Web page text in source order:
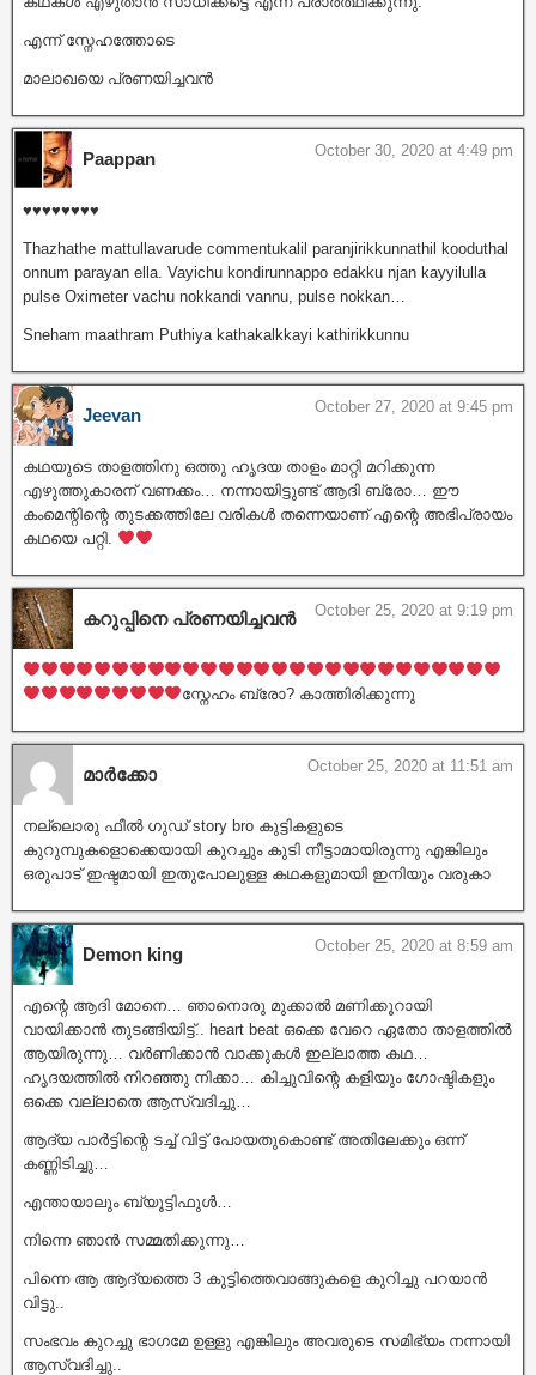
എന്ന് സ്നേഹത്തോടെ
മാലാഖയെ പ്രണയിച്ചവൻ
Paappan October 30, 2020 at 4:49 pm
♥️♥️♥️♥️♥️♥️♥️♥️
Thazhathe mattullavarude commentukalil paranjirikkunnathil kooduthal
onnum parayan ella. Vayichu kondirunnappo edakku njan kayyilulla
pulse Oximeter vachu nokkandi vannu, pulse nokkan…
Sneham maathram Puthiya kathakalkkayi kathirikkunnu
Jeevan October 27, 2020 at 9:45 pm
കഥയുടെ താളത്തിനു ഒത്തു ഹൃദയ താളം മാറ്റി മറിക്കുന്ന
എഴുത്തുകാരന് വണക്കം… നന്നായിട്ടുണ്ട് ആദി ബ്രോ… ഈ
കംമെന്റിന്റെ തുടക്കത്തിലേ വരികൾ തന്നെയാണ് എന്റെ അഭിപ്രായം
കഥയെ പറ്റി.
കറുപ്പിനെ പ്രണയിച്ചവൻ October 25, 2020 at 9:19 pm
സ്നേഹം ബ്രോ? കാത്തിരിക്കുന്നു
മാർക്കോ October 25, 2020 at 11:51 am
നല്ലൊരു ഫീൽ ഗുഡ് story bro കുട്ടികളുടെ
കുറുമ്പുകളൊക്കെയായി കുറച്ചും കുടി നീട്ടാമായിരുന്നു എങ്കിലും
ഒരുപാട് ഇഷ്ടമായി ഇതുപോലുള്ള കഥകളുമായി ഇനിയും വരുകാ
Demon king October 25, 2020 at 8:59 am
എന്റെ ആദി മോനെ… ഞാനൊരു മുക്കാൽ മണിക്കൂറായി
വായിക്കാൻ തുടങ്ങിയിട്ട്.. heart beat ഒക്കെ വേറെ ഏതോ താളത്തിൽ
ആയിരുന്നു… വർണിക്കാൻ വാക്കുകൾ ഇല്ലാത്ത കഥ…
ഹൃദയത്തിൽ നിറഞ്ഞു നിക്കാ… കിച്ചുവിന്റെ കളിയും ഗോഷ്ടികളും
ഒക്കെ വല്ലാതെ ആസ്വദിച്ചു…
ആദ്യ പാർട്ടിന്റെ ടച്ച് വിട്ട് പോയതുകൊണ്ട് അതിലേക്കും ഒന്ന്
കണ്ണിടിച്ചു…
എന്തായാലും ബ്യൂട്ടിഫുൾ…
നിന്നെ ഞാൻ സമ്മതിക്കുന്നു…
പിന്നെ ആ ആദ്യത്തെ 3 കുട്ടിത്തെവാങ്ങുകളെ കുറിച്ചു പറയാൻ
വിട്ടു..
സംഭവം കുറച്ചു ഭാഗമേ ഉള്ളു എങ്കിലും അവരുടെ സമിഭ്യം നന്നായി
ആസ്വദിച്ചു..